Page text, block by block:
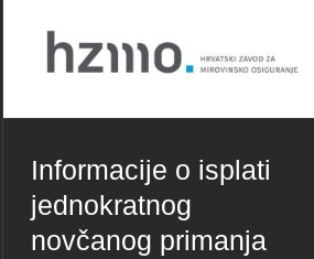
Informacije o isplati
jednokratnog
novčanog primanja